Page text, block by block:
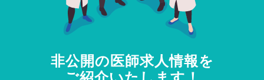
非公開の医師求人情報を